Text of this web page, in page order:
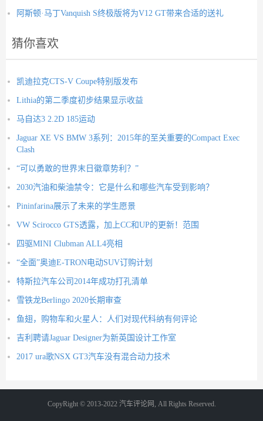
阿斯顿·马丁Vanquish S终极版将为V12 GT带来合适的送礼
猜你喜欢
凯迪拉克CTS-V Coupe特别版发布
Lithia的第二季度初步结果显示收益
马自达3 2.2D 185运动
Jaguar XE VS BMW 3系列：2015年的至关重要的Compact Exec
Clash
“可以勇敢的世界末日徽章势利？”
2030汽油和柴油禁令：它是什么和哪些汽车受到影响？
Pininfarina展示了未来的学生愿景
VW Scirocco GTS透露，加上CC和UP的更新！范围
四驱MINI Clubman ALL4亮相
“全面”奥迪E-TRON电动SUV订购计划
特斯拉汽车公司2014年成功打孔清单
雪铁龙Berlingo 2020长期审查
鱼翅，购物车和火星人：人们对现代科纳有何评论
吉利聘请Jaguar Designer为新英国设计工作室
2017 ura歌NSX GT3汽车没有混合动力技术
CopyRight © 2013-2022 汽车评论网, All Rights Reserved.